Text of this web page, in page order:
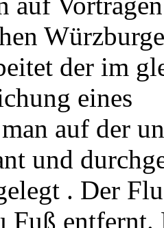
der im
eines
auf der
und
. Der
Fuß entfernt.